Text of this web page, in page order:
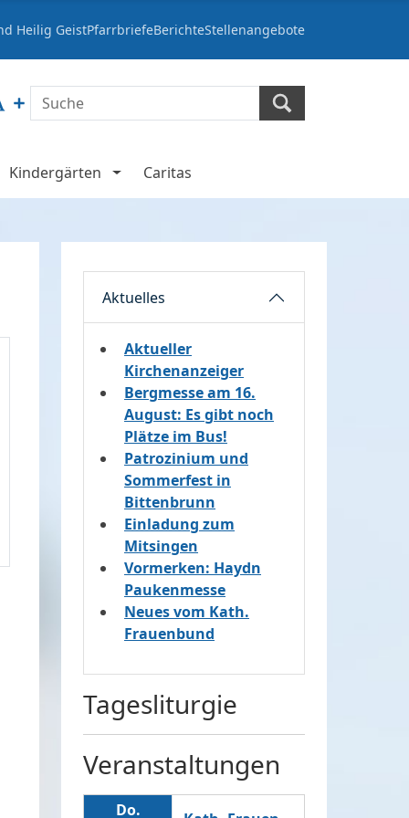
Heilig GeistPfarrbriefeBerichteStellenangebote
Kindergärten Caritas
Aktuelles
Aktueller
Kirchenanzeiger
Bergmesse am 16.
August: Es gibt noch
Plätze im Bus!
Patrozinium und
Sommerfest in
Bittenbrunn
Einladung zum
Mitsingen
Vormerken: Haydn
Paukenmesse
Neues vom Kath.
Frauenbund
Tagesliturgie
Veranstaltungen
Do.